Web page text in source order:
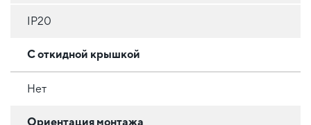
IP20
С откидной крышкой
Нет
Ориентация монтажа